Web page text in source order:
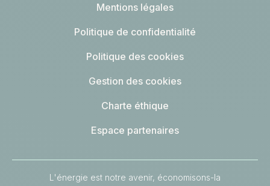
Mentions légales
Politique de confidentialité
Politique des cookies
Gestion des cookies
Charte éthique
Espace partenaires
L'énergie est notre avenir, économisons-la